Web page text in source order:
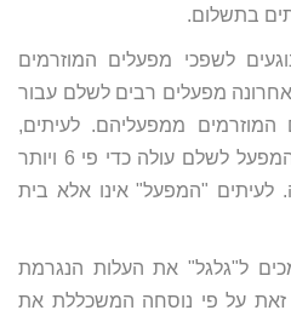
בתשלום.
לשפכי מפעלים המוזרמים
מפעלים רבים לשלם עבור
המוזרמים ממפעליהם. לעיתים,
תוספת התשלום אותו נדרש המפעל לשלם עולה כדי פי 6 ויותר
לעיתים "המפעל" אינו אלא בית
ל"גלגל" את העלות הנגרמת
זאת על פי נוסחה המשכללת את